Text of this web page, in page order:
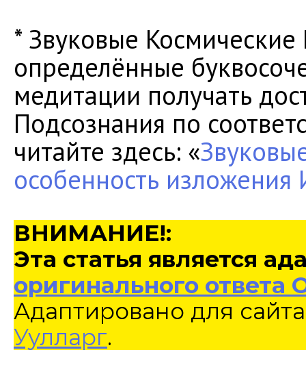
* Звуковые
определённые
медитации получать
Подсознания по
читайте здесь: «
особенность изложения
ВНИМАНИЕ!:
Эта статья является
оригинального ответа
Адаптировано для
Уулларг.